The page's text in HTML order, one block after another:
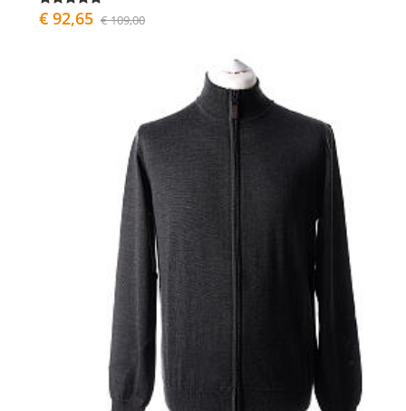
€ 92,65 € 109,00